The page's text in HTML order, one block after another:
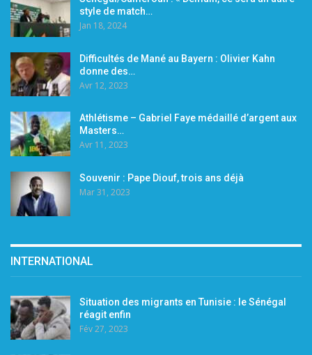
style de match…
Jan 18, 2024
Difficultés de Mané au Bayern : Olivier Kahn
donne des…
Avr 12, 2023
Athlétisme – Gabriel Faye médaillé d’argent aux
Masters…
Avr 11, 2023
Souvenir : Pape Diouf, trois ans déjà
Mar 31, 2023
INTERNATIONAL
Situation des migrants en Tunisie : le Sénégal
réagit enfin
Fév 27, 2023